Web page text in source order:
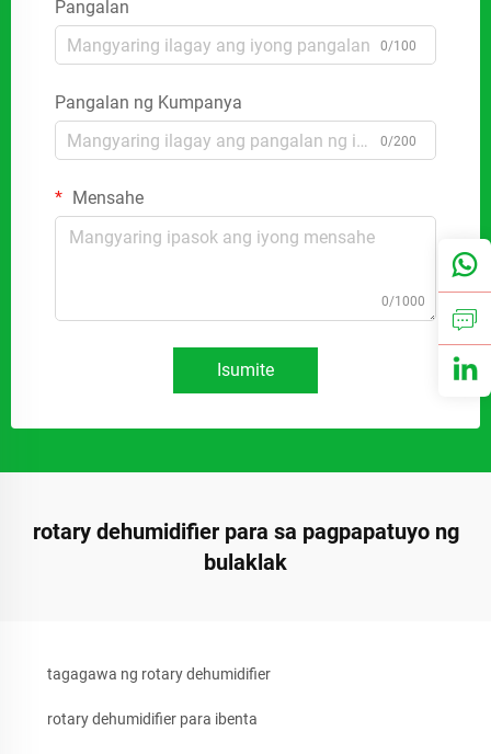
Pangalan
0/100
Pangalan ng Kumpanya
0/200
Mensahe
0/1000
Isumite
rotary dehumidifier para sa pagpapatuyo ng
bulaklak
tagagawa ng rotary dehumidifier
rotary dehumidifier para ibenta